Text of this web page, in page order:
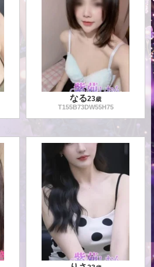
なる23歳
T155B73DW55H75